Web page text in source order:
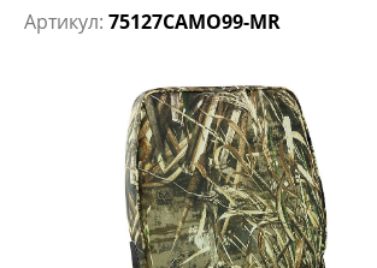
Артикул: 75127CAMO99-MR